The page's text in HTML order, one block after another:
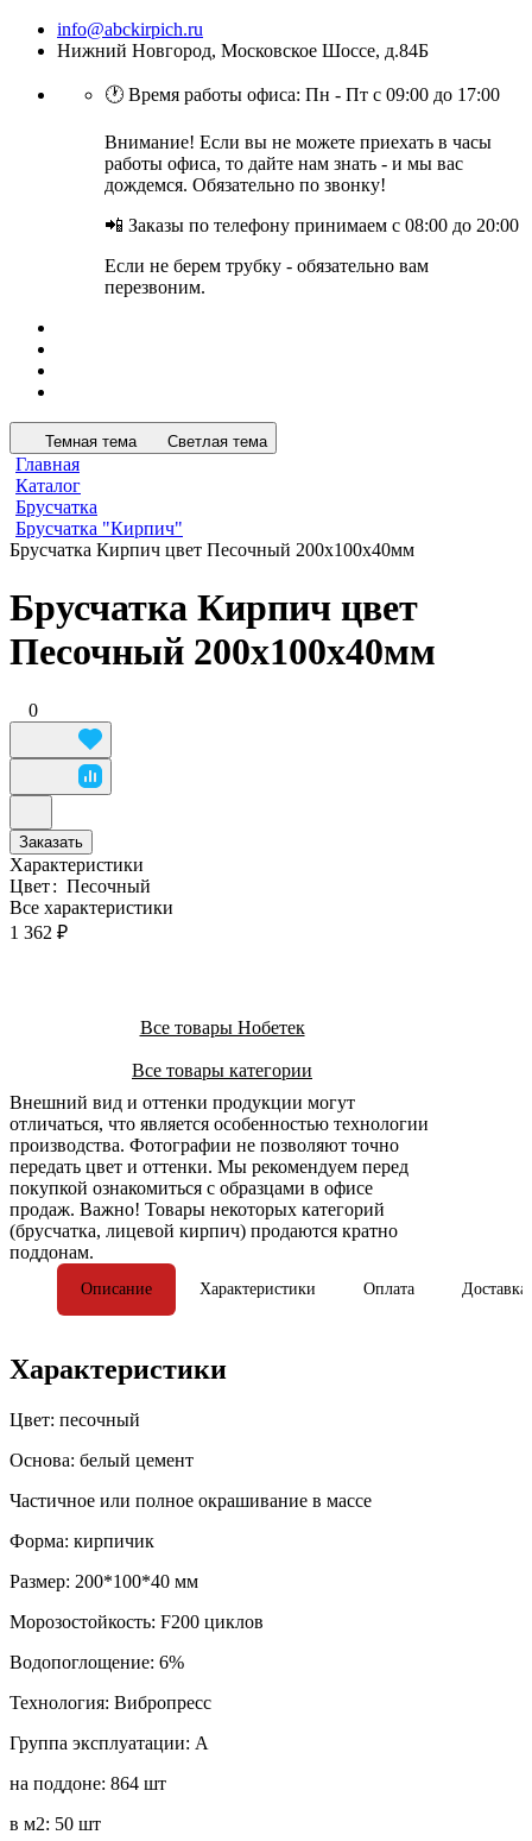
info@abckirpich.ru
Нижний Новгород, Московское Шоссе, д.84Б
🕐 Время работы офиса: Пн - Пт с 09:00 до 17:00
Внимание! Если вы не можете приехать в часы
работы офиса, то дайте нам знать - и мы вас
дождемся. Обязательно по звонку!
📲 Заказы по телефону принимаем с 08:00 до 20:00
Если не берем трубку - обязательно вам
перезвоним.
Темная тема Светлая тема
Главная
Каталог
Брусчатка
Брусчатка "Кирпич"
Брусчатка Кирпич цвет Песочный 200х100х40мм
Брусчатка Кирпич цвет
Песочный 200х100х40мм
0
Заказать
Характеристики
Цвет: Песочный
Все характеристики
1 362 ₽
Все товары Нобетек
Все товары категории
Внешний вид и оттенки продукции могут
отличаться, что является особенностью технологии
производства. Фотографии не позволяют точно
передать цвет и оттенки. Мы рекомендуем перед
покупкой ознакомиться с образцами в офисе
продаж. Важно! Товары некоторых категорий
(брусчатка, лицевой кирпич) продаются кратно
поддонам.
Описание Характеристики Оплата Доставка
Характеристики
Цвет: песочный
Основа: белый цемент
Частичное или полное окрашивание в массе
Форма: кирпичик
Размер: 200*100*40 мм
Морозостойкость: F200 циклов
Водопоглощение: 6%
Технология: Вибропресс
Группа эксплуатации: А
на поддоне: 864 шт
в м2: 50 шт